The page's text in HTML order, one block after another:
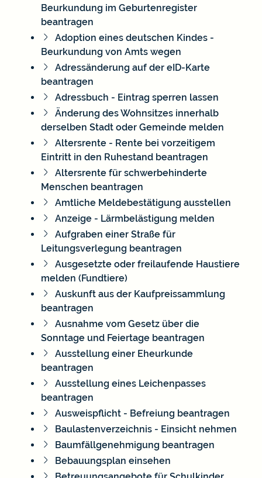
Beurkundung im Geburtenregister
beantragen
Adoption eines deutschen Kindes -
Beurkundung von Amts wegen
Adressänderung auf der eID-Karte
beantragen
Adressbuch - Eintrag sperren lassen
Änderung des Wohnsitzes innerhalb
derselben Stadt oder Gemeinde melden
Altersrente - Rente bei vorzeitigem
Eintritt in den Ruhestand beantragen
Altersrente für schwerbehinderte
Menschen beantragen
Amtliche Meldebestätigung ausstellen
Anzeige - Lärmbelästigung melden
Aufgraben einer Straße für
Leitungsverlegung beantragen
Ausgesetzte oder freilaufende Haustiere
melden (Fundtiere)
Auskunft aus der Kaufpreissammlung
beantragen
Ausnahme vom Gesetz über die
Sonntage und Feiertage beantragen
Ausstellung einer Eheurkunde
beantragen
Ausstellung eines Leichenpasses
beantragen
Ausweispflicht - Befreiung beantragen
Baulastenverzeichnis - Einsicht nehmen
Baumfällgenehmigung beantragen
Bebauungsplan einsehen